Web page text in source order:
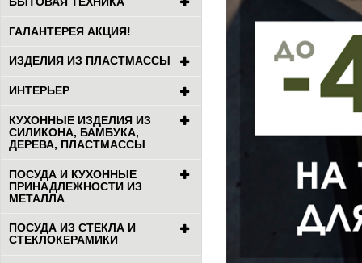
ГАЛАНТЕРЕЯ АКЦИЯ!
ИЗДЕЛИЯ ИЗ ПЛАСТМАССЫ
ИНТЕРЬЕР
КУХОННЫЕ ИЗДЕЛИЯ ИЗ
СИЛИКОНА, БАМБУКА,
ДЕРЕВА, ПЛАСТМАССЫ
ПОСУДА И КУХОННЫЕ
ПРИНАДЛЕЖНОСТИ ИЗ
МЕТАЛЛА
ПОСУДА ИЗ СТЕКЛА И
СТЕКЛОКЕРАМИКИ